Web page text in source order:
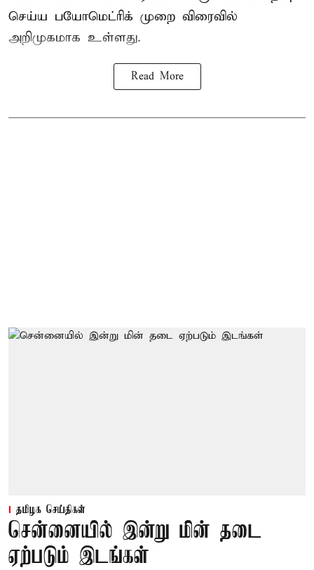
செய்ய பயோமெட்ரிக் முறை விரைவில்
அறிமுகமாக உள்ளது.
Read More
தமிழக செய்திகள்
சென்னையில் இன்று மின் தடை
ஏற்படும் இடங்கள்